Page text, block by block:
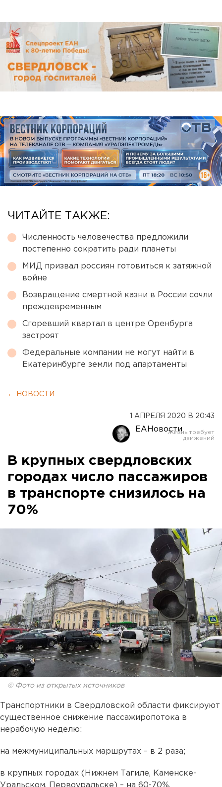
ЧИТАЙТЕ ТАКЖЕ:
Численность человечества предложили
постепенно сократить ради планеты
МИД призвал россиян готовиться к затяжной
войне
Возвращение смертной казни в России сочли
преждевременным
Сгоревший квартал в центре Оренбурга
застроят
Федеральные компании не могут найти в
Екатеринбурге земли под апартаменты
← НОВОСТИ
1 АПРЕЛЯ 2020 В 20:43
ЕАНовости
В крупных свердловских
городах число пассажиров
в транспорте снизилось на
70%
© Фото из открытых источников
Транспортники в Свердловской области фиксируют
существенное снижение пассажиропотока в
нерабочую неделю:
на межмуниципальных маршрутах – в 2 раза;
в крупных городах (Нижнем Тагиле, Каменске-
Уральском, Первоуральске) – на 60-70%.